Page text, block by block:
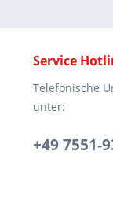
Service
Telefonische
unter:
+49 7551-